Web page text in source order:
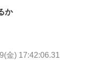
か
金) 17:42:06.31